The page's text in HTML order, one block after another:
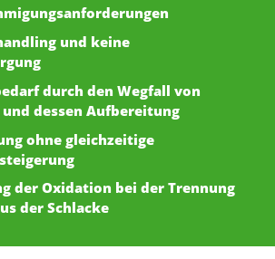
und keine
durch den Wegfall von
und dessen Aufbereitung
ohne gleichzeitige
der Oxidation bei der Trennung
der Schlacke